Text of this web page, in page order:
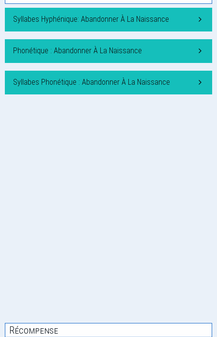
Syllabes Hyphénique: Abandonner À La Naissance
Phonétique : Abandonner À La Naissance
Syllabes Phonétique : Abandonner À La Naissance
Récompense